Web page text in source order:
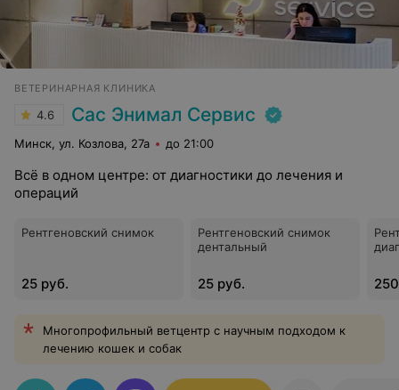
ВЕТЕРИНАРНАЯ КЛИНИКА
4.6 Сас Энимал Сервис
Минск, ул. Козлова, 27а до 21:00
Всё в одном центре: от диагностики до лечения и
операций
Рентгеновский снимок
25 руб.
Рентгеновский снимок
дентальный
25 руб.
Многопрофильный ветцентр с научным подходом к
лечению кошек и собак